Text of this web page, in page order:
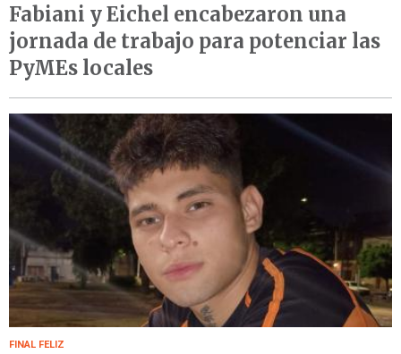
Fabiani y Eichel encabezaron una
jornada de trabajo para potenciar las
PyMEs locales
FINAL FELIZ